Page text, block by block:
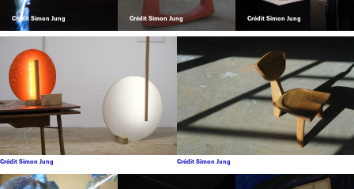
Crédit Simon Jung Crédit Simon Jung Crédit Simon Jung
Crédit Simon Jung Crédit Simon Jung